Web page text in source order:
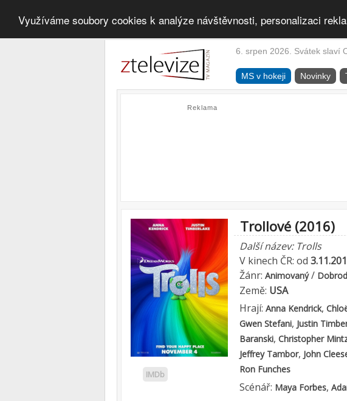
Využíváme soubory cookies k analýze návštěvnosti, personalizaci
6. srpen 2026. Svátek slaví
MS v hokeji Novinky
Reklama
IMDb
Trollové (2016)
Další název: Trolls
V kinech ČR: od
Žánr: Animovaný/
Země: USA
Hrají: Anna Kendrick,
Gwen Stefani, Justin
Baranski, Christopher
Jeffrey Tambor, John
Ron Funches
Scénář: Maya Forbes,